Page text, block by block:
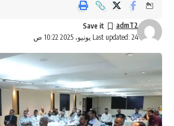
Last updated: 24 يونيو، 2025 10:22 ص
admT2